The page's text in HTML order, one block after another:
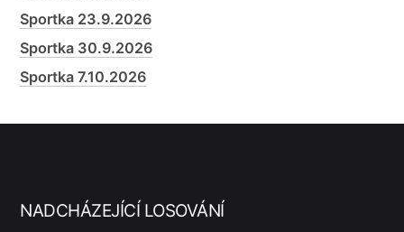
Sportka 23.9.2026
Sportka 30.9.2026
Sportka 7.10.2026
NADCHÁZEJÍCÍ LOSOVÁNÍ